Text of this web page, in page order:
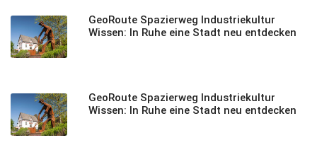
GeoRoute Spazierweg Industriekultur
Wissen: In Ruhe eine Stadt neu entdecken
GeoRoute Spazierweg Industriekultur
Wissen: In Ruhe eine Stadt neu entdecken